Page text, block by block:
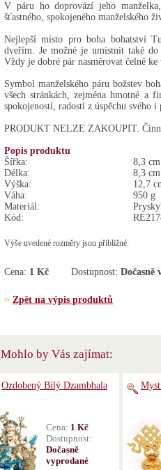
V páru ho doprovází jeho
šťastného, spokojeného manželského
Nejlepší místo pro boha bohatství
dveřím. Je možné je umístnit také
Vždy je dobré pár nasměrovat čelně
Symbol manželského páru božstev
všech stránkách, zejména hmotné a
spokojeností, radostí z úspěchu svého i
PRODUKT NELZE ZAKOUPIT.
Popis produktu
Šířka:
8,3 cm
Délka:
8,3 cm
Výška:
12,7
Váha:
950 g
Materiál:
Kód:
Výše uvedené rozměry jsou přibližné.
Cena: 1 Kč Dostupnost: Dočasně
Zpět na výpis produktů
Mohlo by Vás zajímat:
Ozdobený Bílý Dzambhala
Cena: 1 Kč
Dostupnost:
Dočasně
vyprodané